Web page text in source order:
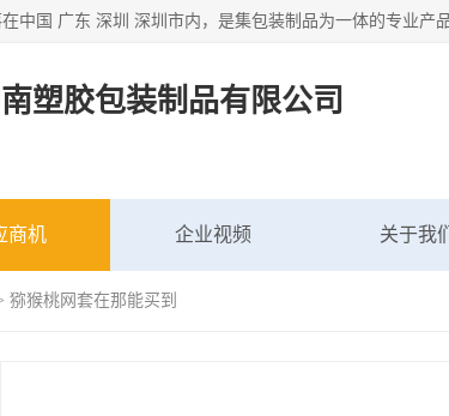
塑胶包装制品有限公司
商机 企业视频 关于我们
猕猴桃网套在那能买到